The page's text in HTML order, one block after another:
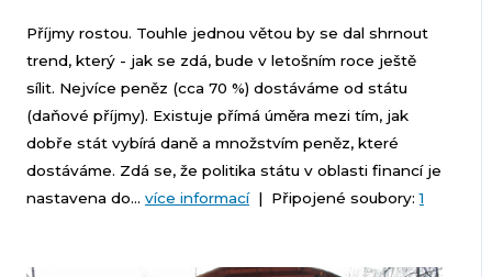
Příjmy rostou. Touhle jednou větou by se dal shrnout
trend, který - jak se zdá, bude v letošním roce ještě
sílit. Nejvíce peněz (cca 70 %) dostáváme od státu
(daňové příjmy). Existuje přímá úměra mezi tím, jak
dobře stát vybírá daně a množstvím peněz, které
dostáváme. Zdá se, že politika státu v oblasti financí je
nastavena do... více informací| Připojené soubory:1